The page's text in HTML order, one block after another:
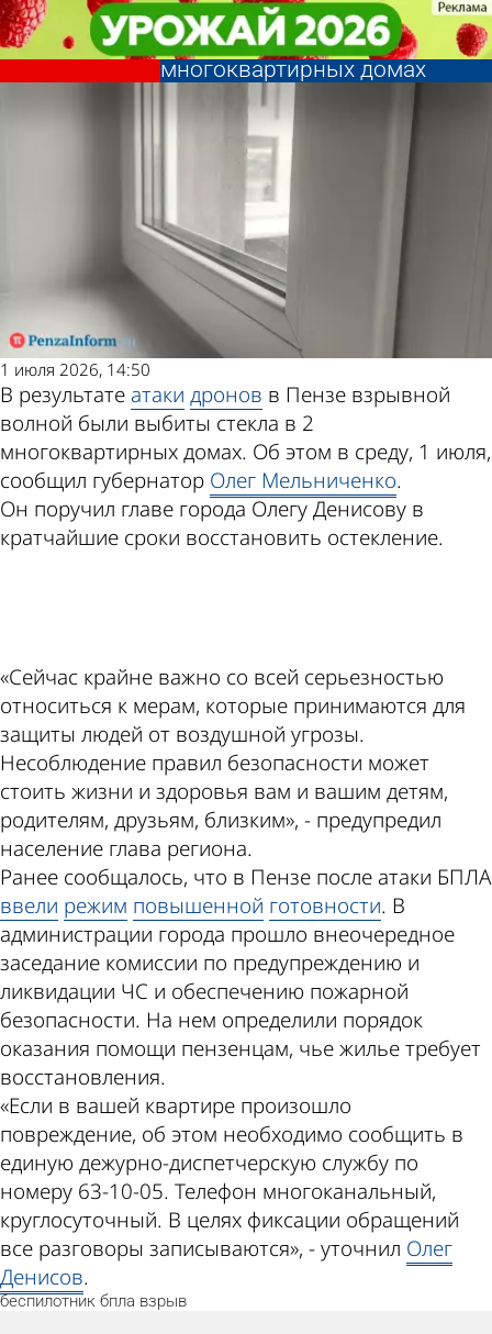
В Пензе взрывной волной
выбило стекла в 2
многоквартирных домах
Происшествия
1 июля 2026, 14:50
В результате атаки дронов в Пензе взрывной
волной были выбиты стекла в 2
многоквартирных домах. Об этом в среду, 1 июля,
сообщил губернатор Олег Мельниченко.
Он поручил главе города Олегу Денисову в
кратчайшие сроки восстановить остекление.
«Сейчас крайне важно со всей серьезностью
относиться к мерам, которые принимаются для
защиты людей от воздушной угрозы.
Несоблюдение правил безопасности может
стоить жизни и здоровья вам и вашим детям,
родителям, друзьям, близким», - предупредил
население глава региона.
Ранее сообщалось, что в Пензе после атаки БПЛА
ввели режим повышенной готовности. В
администрации города прошло внеочередное
заседание комиссии по предупреждению и
ликвидации ЧС и обеспечению пожарной
безопасности. На нем определили порядок
оказания помощи пензенцам, чье жилье требует
восстановления.
«Если в вашей квартире произошло
повреждение, об этом необходимо сообщить в
единую дежурно-диспетчерскую службу по
номеру 63-10-05. Телефон многоканальный,
круглосуточный. В целях фиксации обращений
все разговоры записываются», - уточнил Олег
Денисов.
беспилотник бпла взрыв
В Пензе взрывной волной
выбило стекла в 2
многоквартирных домах
Происшествия
Другие новости по
теме
Погода и курсы
валют в Пензе